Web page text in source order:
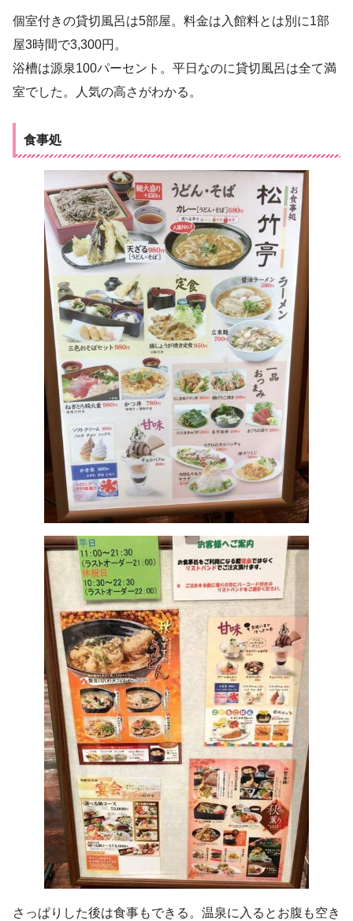
個室付きの貸切風呂は5部屋。料金は入館料とは別に1部
屋3時間で3,300円。
浴槽は源泉100パーセント。平日なのに貸切風呂は全て満
室でした。人気の高さがわかる。
食事処
さっぱりした後は食事もできる。温泉に入るとお腹も空き